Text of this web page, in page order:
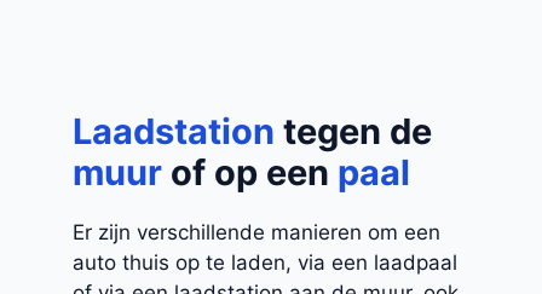
Laadstation tegen de
muur of op een paal
Er zijn verschillende manieren om een
auto thuis op te laden, via een laadpaal